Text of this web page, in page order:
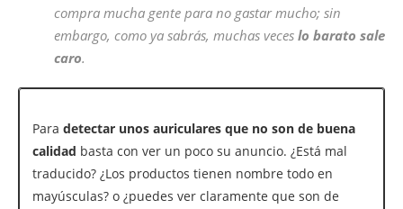
compra mucha gente para no gastar mucho; sin
embargo, como ya sabrás, muchas veces lo barato sale
caro.
Para detectar unos auriculares que no son de buena
calidad basta con ver un poco su anuncio. ¿Está mal
traducido? ¿Los productos tienen nombre todo en
mayúsculas? o ¿puedes ver claramente que son de